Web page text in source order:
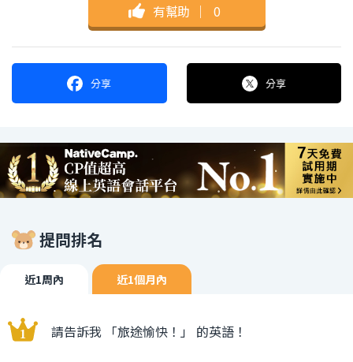
有幫助 ｜ 0
分享 分享
提問排名
近1周內 近1個月內
請告訴我 「旅途愉快！」 的英語！